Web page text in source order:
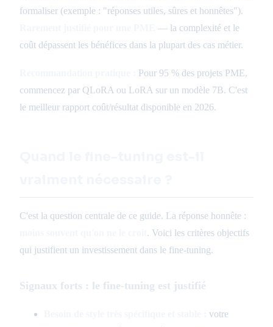
formaliser (exemple : "réponses utiles, sûres et honnêtes").
— la complexité et le
coût dépassent les bénéfices dans la plupart des cas métier.
Pour 95 % des projets PME,
commencez par QLoRA ou LoRA sur un modèle 7B. C'est
le meilleur rapport coût/résultat disponible en 2026.
C'est la question centrale de ce guide. La réponse honnête :
. Voici les critères objectifs
qui justifient un investissement dans le fine-tuning.
Signaux forts : le fine-tuning est justifié
votre